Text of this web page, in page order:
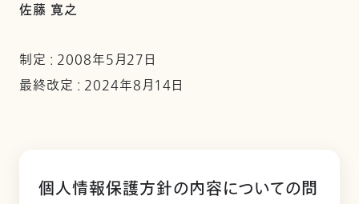
佐藤 寛之
制定 : 2008年5月27日
最終改定 : 2024年8月14日
個人情報保護方針の内容についての問